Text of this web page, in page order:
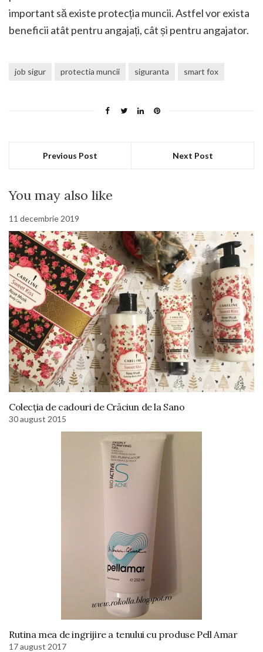
important să existe protecția muncii. Astfel vor exista
beneficii atât pentru angajați, cât și pentru angajator.
job sigur protectia muncii siguranta smart fox
Previous Post Next Post
You may also like
11 decembrie 2019
Colecția de cadouri de Crăciun de la Sano
30 august 2015
Rutina mea de ingrijire a tenului cu produse Pell Amar
17 august 2017